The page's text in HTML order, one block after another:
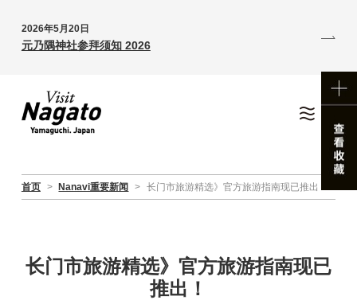
2026年5月20日
元乃隅神社参拜须知 2026
首页 > Nanavi重要新闻 > 长门市旅游精选》官方旅游指南现已推出！
长门市旅游精选》官方旅游指南现已
推出！